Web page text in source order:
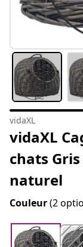
vidaXL
vidaXL
chats
naturel
Couleur(2